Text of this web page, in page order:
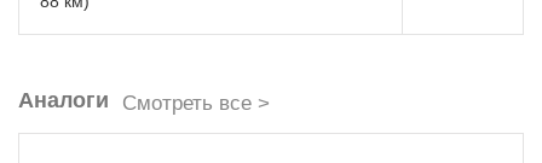
Аналоги Смотреть все >